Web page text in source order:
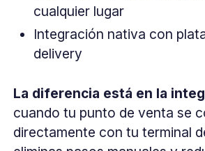
cualquier lugar
Integración nativa con
delivery
La diferencia está en la
cuando tu punto de venta se
directamente con tu terminal